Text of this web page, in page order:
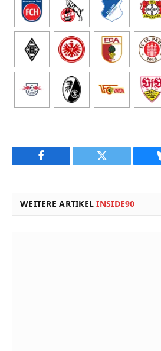
Facebook Twitter
WEITERE ARTIKELINSIDE90